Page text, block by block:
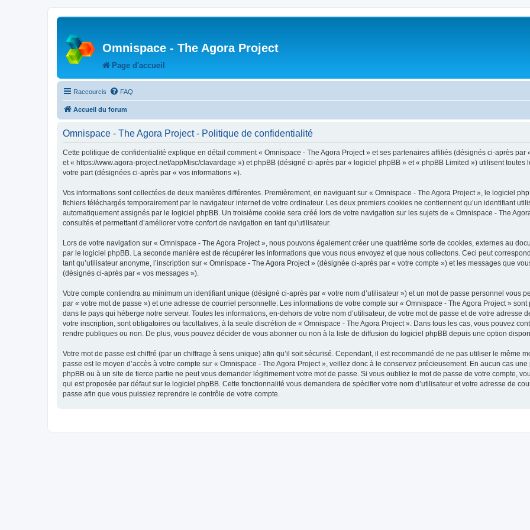
Omnispace - The Agora Project
Page d'accueil
Raccourcis FAQ
Accueil du forum
Omnispace - The Agora Project - Politique de confidentialité
Cette politique de confidentialité explique en détail comment « Omnispace - The Agora Project » et ses partenaires affiliés (désignés ci-après par
et « https://www.agora-project.net/appMisc/clavardage ») et phpBB (désigné ci-après par « logiciel phpBB » et « phpBB Limited ») utilisent
votre part (désignées ci-après par « vos informations »).
Vos informations sont collectées de deux manières différentes. Premièrement, en naviguant sur « Omnispace - The Agora Project », le logiciel
fichiers téléchargés temporairement par le navigateur internet de votre ordinateur. Les deux premiers cookies ne contiennent qu’un identifiant
automatiquement assignés par le logiciel phpBB. Un troisième cookie sera créé lors de votre navigation sur les sujets de « Omnispace - The
consultés et permettant d’améliorer votre confort de navigation en tant qu’utilisateur.
Lors de votre navigation sur « Omnispace - The Agora Project », nous pouvons également créer une quatrième sorte de cookies, externes au
par le logiciel phpBB. La seconde manière est de récupérer les informations que vous nous envoyez et que nous collectons. Ceci peut
tant qu’utilisateur anonyme, l’inscription sur « Omnispace - The Agora Project » (désignée ci-après par « votre compte ») et les messages que
(désignés ci-après par « vos messages »).
Votre compte contiendra au minimum un identifiant unique (désigné ci-après par « votre nom d’utilisateur ») et un mot de passe personnel vous
par « votre mot de passe ») et une adresse de courriel personnelle. Les informations de votre compte sur « Omnispace - The Agora Project »
dans le pays qui héberge notre serveur. Toutes les informations, en-dehors de votre nom d’utilisateur, de votre mot de passe et de votre adresse
votre inscription, sont obligatoires ou facultatives, à la seule discrétion de « Omnispace - The Agora Project ». Dans tous les cas, vous pouvez
rendre publiques ou non. De plus, vous pouvez décider de vous abonner ou non à la liste de diffusion du logiciel phpBB depuis une option
Votre mot de passe est chiffré (par un chiffrage à sens unique) afin qu’il soit sécurisé. Cependant, il est recommandé de ne pas utiliser le même
passe est le moyen d’accès à votre compte sur « Omnispace - The Agora Project », veillez donc à le conservez précieusement. En aucun cas
phpBB ou à un site de tierce partie ne peut vous demander légitimement votre mot de passe. Si vous oubliez le mot de passe de votre compte,
qui est proposée par défaut sur le logiciel phpBB. Cette fonctionnalité vous demandera de spécifier votre nom d’utilisateur et votre adresse de
passe afin que vous puissiez reprendre le contrôle de votre compte.